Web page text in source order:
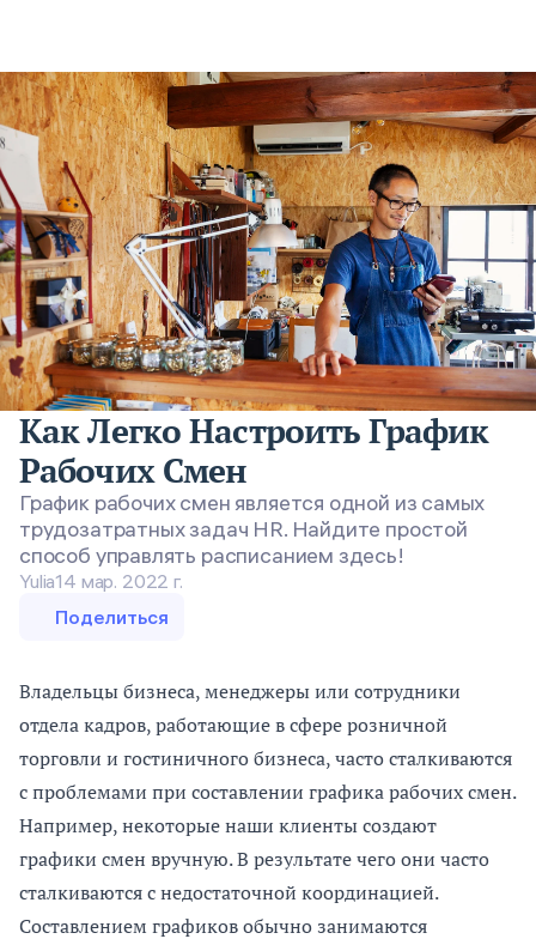
Как Легко Настроить График
Рабочих Смен
График рабочих смен является одной из самых
трудозатратных задач HR. Найдите простой
способ управлять расписанием здесь!
Yulia14 мар. 2022 г.
Поделиться
Владельцы бизнеса, менеджеры или сотрудники
отдела кадров, работающие в сфере розничной
торговли и гостиничного бизнеса, часто сталкиваются
с проблемами при составлении графика рабочих смен.
Например, некоторые наши клиенты создают
графики смен вручную. В результате чего они часто
сталкиваются с недостаточной координацией.
Составлением графиков обычно занимаются